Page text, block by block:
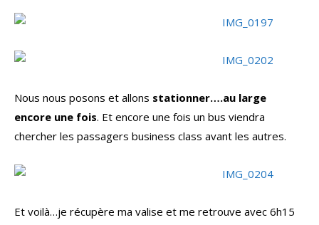
Nous nous posons et allons stationner….au large
encore une fois. Et encore une fois un bus viendra
chercher les passagers business class avant les autres.
Et voilà…je récupère ma valise et me retrouve avec 6h15